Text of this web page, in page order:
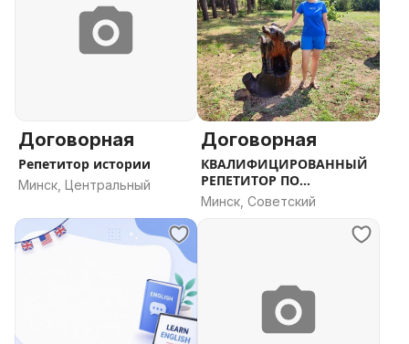
Договорная
Репетитор истории
Минск, Центральный
Договорная
КВАЛИФИЦИРОВАННЫЙ
РЕПЕТИТОР ПО
НЕМЕЦКОМУ ЯЗЫКУ
Минск, Советский